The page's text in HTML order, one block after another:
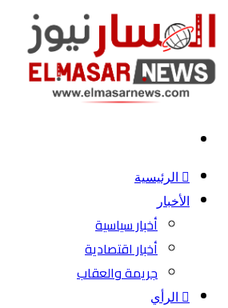
الرئيسية
الأخبار
أخبار سياسية
أخبار اقتصادية
جريمة والعقاب
الرأي